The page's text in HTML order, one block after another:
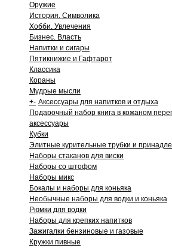
Оружие
История. Символика
Хобби. Увлечения
Бизнес. Власть
Напитки и сигары
Пятикнижие и Гафтарот
Классика
Кораны
Мудрые мысли
+- Аксессуары для напитков и отдыха
Подарочный набор книга в кожаном
аксессуары
Кубки
Элитные курительные трубки и
Наборы стаканов для виски
Наборы со штофом
Наборы микс
Бокалы и наборы для коньяка
Необычные наборы для водки и коньяка
Рюмки для водки
Наборы для крепких напитков
Зажигалки бензиновые и газовые
Кружки пивные